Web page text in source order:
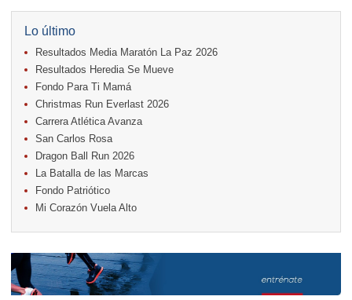
17. Caribe Paradise Run
18.
Casa Turire Trail Run
18. Warriors Run Circuit
18. Samsung Jacó Beach Half Marathon 2026
25. KRun by Under Armour
25.
Run Alajuela
Noviembre
08. Lindora Run
15. Entre Pan y Rosas
Diciembre
06. Trail Vulcania 2026
12. Media Maratón Puntarenas 2026
Lo último
Resultados Media Maratón La Paz 2026
Resultados Heredia Se Mueve
Fondo Para Ti Mamá
Christmas Run Everlast 2026
Carrera Atlética Avanza
San Carlos Rosa
Dragon Ball Run 2026
La Batalla de las Marcas
Fondo Patriótico
Mi Corazón Vuela Alto